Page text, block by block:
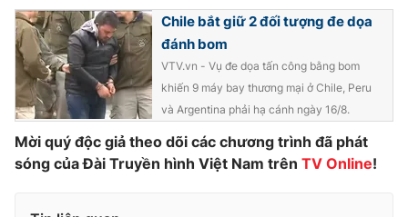
Tư vấn
Chuyên mục khác
Emagazine Podcast
Photo Infographic
Chile bắt giữ 2 đối tượng đe dọa
đánh bom
VTV.vn - Vụ đe dọa tấn công bằng bom
khiến 9 máy bay thương mại ở Chile, Peru
và Argentina phải hạ cánh ngày 16/8.
Mời quý độc giả theo dõi các chương trình đã phát
sóng của Đài Truyền hình Việt Nam trên TV Online!